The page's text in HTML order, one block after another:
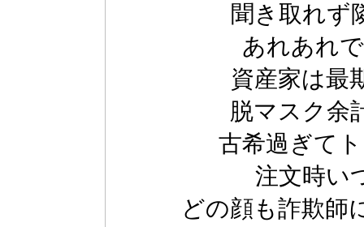
聞き取れず
あれあれ
資産家は最
脱マスク余
古希過ぎて
注文時い
どの顔も詐欺師